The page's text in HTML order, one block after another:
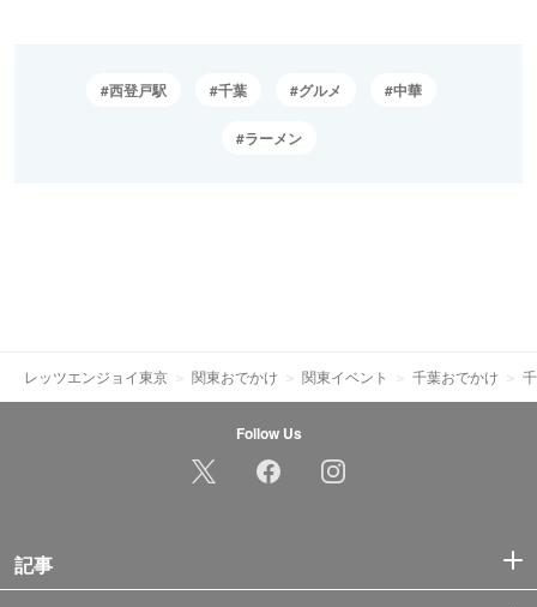
西登戸駅 千葉 グルメ 中華
ラーメン
レッツエンジョイ東京 関東おでかけ 関東イベント 千葉おでかけ
Follow Us
記事